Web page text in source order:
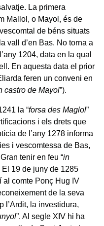
La primera
Mallol, o Mayol, és de
de béns situats
vall d’en Bas. No torna a
1204, data en la qual
En aquesta data el prior
feren un conveni en
castro de Mayol”).
la “forsa des Maglol”
i els drets que
de l’any 1278 informa
i vescomtessa de Bas,
tenir en feu “in
El 19 de juny de 1285
al comte Ponç Hug IV
de la seva
l’Ardit, la investidura,
”. Al segle XIV hi ha